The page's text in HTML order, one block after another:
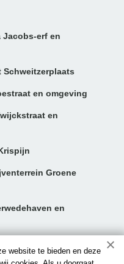
website te bieden en deze
Jacobs-erf en
Schweitzerplaats
en omgeving
en
Groene
en